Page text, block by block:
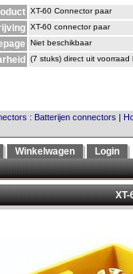
XT-60 Connector paar
XT-60 connector paar
Niet beschikbaar
(7 stuks) direct uit voorraad
: Batterijen connectors |
Winkelwagen Login